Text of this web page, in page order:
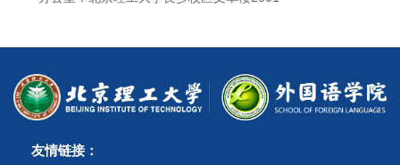
友情链接：